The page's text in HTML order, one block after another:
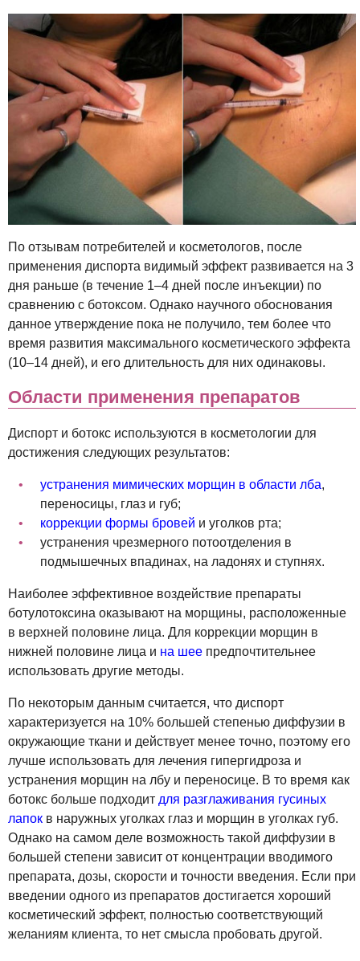
По отзывам потребителей и косметологов, после
применения диспорта видимый эффект развивается на 3
дня раньше (в течение 1–4 дней после инъекции) по
сравнению с ботоксом. Однако научного обоснования
данное утверждение пока не получило, тем более что
время развития максимального косметического эффекта
(10–14 дней), и его длительность для них одинаковы.
Области применения препаратов
Диспорт и ботокс используются в косметологии для
достижения следующих результатов:
устранения мимических морщин в области лба,
переносицы, глаз и губ;
коррекции формы бровей и уголков рта;
устранения чрезмерного потоотделения в
подмышечных впадинах, на ладонях и ступнях.
Наиболее эффективное воздействие препараты
ботулотоксина оказывают на морщины, расположенные
в верхней половине лица. Для коррекции морщин в
нижней половине лица и на шее предпочтительнее
использовать другие методы.
По некоторым данным считается, что диспорт
характеризуется на 10% большей степенью диффузии в
окружающие ткани и действует менее точно, поэтому его
лучше использовать для лечения гипергидроза и
устранения морщин на лбу и переносице. В то время как
ботокс больше подходит для разглаживания гусиных
лапок в наружных уголках глаз и морщин в уголках губ.
Однако на самом деле возможность такой диффузии в
большей степени зависит от концентрации вводимого
препарата, дозы, скорости и точности введения. Если при
введении одного из препаратов достигается хороший
косметический эффект, полностью соответствующий
желаниям клиента, то нет смысла пробовать другой.